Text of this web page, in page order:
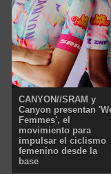
CANYON//SRAM y
Canyon presentan
Femmes', el
movimiento para
impulsar el ciclismo
femenino desde la
base